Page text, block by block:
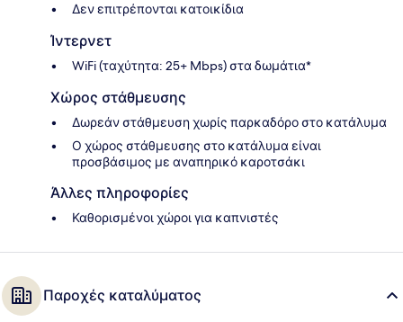
Δεν επιτρέπονται κατοικίδια
Ίντερνετ
WiFi (ταχύτητα: 25+ Mbps) στα δωμάτια*
Χώρος στάθμευσης
Δωρεάν στάθμευση χωρίς παρκαδόρο στο κατάλυμα
Ο χώρος στάθμευσης στο κατάλυμα είναι
προσβάσιμος με αναπηρικό καροτσάκι
Άλλες πληροφορίες
Καθορισμένοι χώροι για καπνιστές
Παροχές καταλύματος